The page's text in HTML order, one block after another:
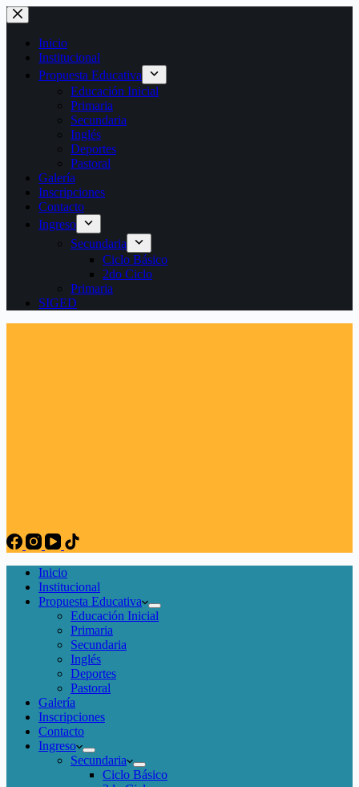
Saltar
al
contenido
Inicio
Institucional
Propuesta Educativa
Educación Inicial
Primaria
Secundaria
Inglés
Deportes
Pastoral
Galería
Inscripciones
Contacto
Ingreso
Secundaria
Ciclo Básico
2do Ciclo
Primaria
SIGED
Inicio
Institucional
Propuesta Educativa
Educación Inicial
Primaria
Secundaria
Inglés
Deportes
Pastoral
Galería
Inscripciones
Contacto
Ingreso
Secundaria
Ciclo Básico